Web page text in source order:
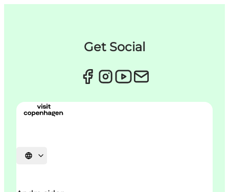
Get Social
Vælg sprog